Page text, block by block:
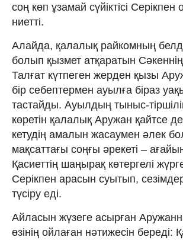
соң көп ұзамай сүйіктісі Серікпен
ниетті.
Алайда, қалалық райкомның
болып қызмет атқаратын Сәкеннің
Талғат күтпеген жерден қызы
бір себептермен ауылға біраз
тастайды. Ауылдың тыныс-
көретін қалалық Аружан қайтсе
кетудің амалын жасаумен әлек
мақсаттағы соңғы әрекеті –
Қасиеттің шаңырақ көтергелі
Серікпен арасын суытып,
түсіру еді.
Айласын жүзеге асырған
өзінің ойлаған нәтижесін береді: